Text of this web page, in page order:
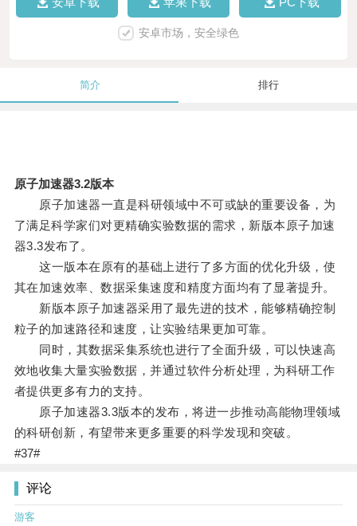
安卓市场，安全绿色
简介 排行
原子加速器3.2版本
原子加速器一直是科研领域中不可或缺的重要设备，为
了满足科学家们对更精确实验数据的需求，新版本原子加速
器3.3发布了。
这一版本在原有的基础上进行了多方面的优化升级，使
其在加速效率、数据采集速度和精度方面均有了显著提升。
新版本原子加速器采用了最先进的技术，能够精确控制
粒子的加速路径和速度，让实验结果更加可靠。
同时，其数据采集系统也进行了全面升级，可以快速高
效地收集大量实验数据，并通过软件分析处理，为科研工作
者提供更多有力的支持。
原子加速器3.3版本的发布，将进一步推动高能物理领域
的科研创新，有望带来更多重要的科学发现和突破。
#37#
评论
游客